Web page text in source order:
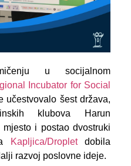
u socijalnom
Incubator for Social
učestvovalo šest država,
klubova Harun
i postao dvostruki
Kapljica/Droplet
dobila
razvoj poslovne ideje.